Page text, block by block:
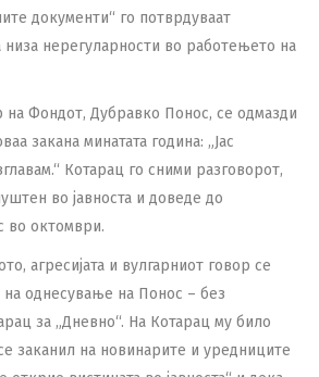
документи“ го потврдуваат
нерегуларности во работењето на
на Фондот, Дубравко Понос, се одмазди
закана минатата година: „Јас
Котарац го сними разговорот,
во јавноста и доведе до
во октомври.
агресијата и вулгарниот говор се
на однесување на Понос – без
за „Дневно“. На Котарац му било
заканил на новинарите и уредниците